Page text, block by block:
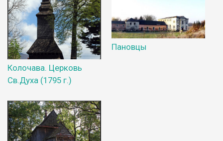
Колочава. Церковь
Св.Духа (1795 г.)
Пановцы